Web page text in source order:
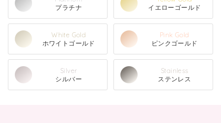
プラチナ
イエローゴールド
White Gold
ホワイトゴールド
Pink Gold
ピンクゴールド
Silver
シルバー
Stainless
ステンレス